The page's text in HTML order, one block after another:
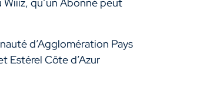
d’Agglomération Pays
Estérel Côte d’Azur